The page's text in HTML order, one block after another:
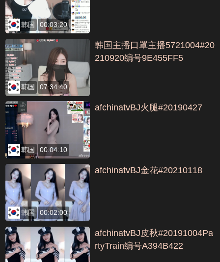
韩国 00:03:20
韩国 07:34:40
韩国主播口罩主播5721004#20
210920编号9E455FF5
韩国 00:04:10
afchinatvBJ火腿#20190427
韩国 00:02:00
afchinatvBJ金花#20210118
afchinatvBJ皮秋#20191004Pa
rtyTrain编号A394B422